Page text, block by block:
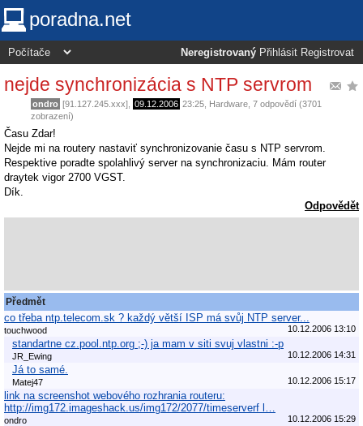
poradna.net
Neregistrovaný Přihlásit Registrovat
nejde synchronizácia s NTP servrom
ondro [91.127.245.xxx], 09.12.2006 23:25 Hardware , 7 odpovědí (3701
zobrazení)
Času Zdar!
Nejde mi na routery nastaviť synchronizovanie času s NTP servrom.
Respektive poradte spolahlivý server na synchronizaciu. Mám router
draytek vigor 2700 VGST.
Dík.
Odpovědět
Předmět
co třeba ntp.telecom.sk ? každý větší ISP má svůj NTP server...
touchwood 10.12.2006 13:10
standartne cz.pool.ntp.org ;-) ja mam v siti svuj vlastni :-p
JR_Ewing 10.12.2006 14:31
Já to samé.
Matej47 10.12.2006 15:17
link na screenshot webového rozhrania routeru:
http://img172.imageshack.us/img172/2077/timeserverf l…
ondro 10.12.2006 15:29